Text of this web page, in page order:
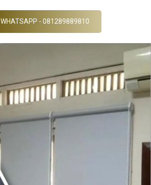
WHATSAPP - 081289889810